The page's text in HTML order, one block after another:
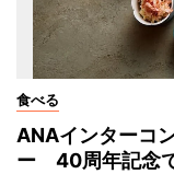
食べる
ANAインターコ
ー 40周年記念